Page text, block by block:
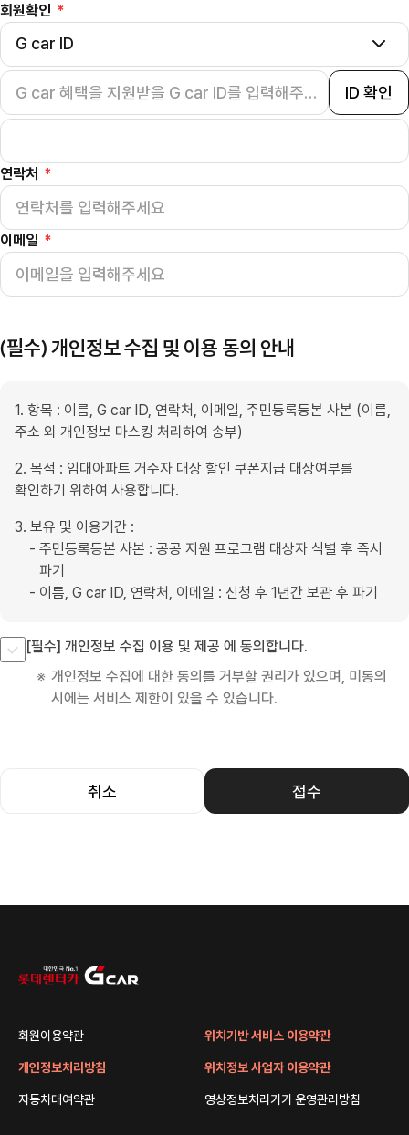
회원확인 *
G car ID
ID 확인
연락처 *
이메일 *
(필수) 개인정보 수집 및 이용 동의 안내
1. 항목 : 이름, G car ID, 연락처, 이메일, 주민등록등본 사본 (이름,
주소 외 개인정보 마스킹 처리하여 송부)
2. 목적 : 임대아파트 거주자 대상 할인 쿠폰지급 대상여부를
확인하기 위하여 사용합니다.
3. 보유 및 이용기간 :
주민등록등본 사본 : 공공 지원 프로그램 대상자 식별 후 즉시
파기
이름, G car ID, 연락처, 이메일 : 신청 후 1년간 보관 후 파기
[필수] 개인정보 수집 이용 및 제공 에 동의합니다.
개인정보 수집에 대한 동의를 거부할 권리가 있으며, 미동의
시에는 서비스 제한이 있을 수 있습니다.
취소 접수
회원이용약관
개인정보처리방침
자동차대여약관
위치기반 서비스 이용약관
위치정보 사업자 이용약관
영상정보처리기기 운영관리방침